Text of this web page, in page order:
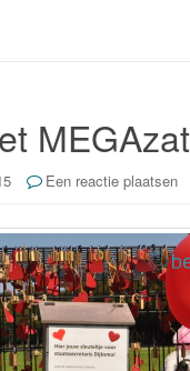
MEGAzat
Een reactie plaatsen